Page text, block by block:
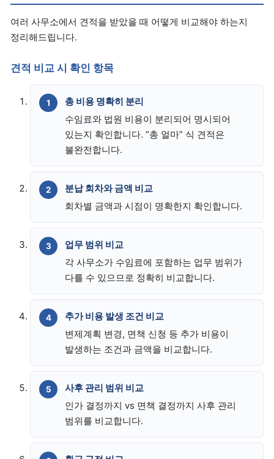
여러 사무소에서 견적을 받았을 때 어떻게 비교해야 하는지
정리해드립니다.
견적 비교 시 확인 항목
총 비용 명확히 분리
수임료와 법원 비용이 분리되어 명시되어
있는지 확인합니다. “총 얼마” 식 견적은
불완전합니다.
분납 회차와 금액 비교
회차별 금액과 시점이 명확한지 확인합니다.
업무 범위 비교
각 사무소가 수임료에 포함하는 업무 범위가
다를 수 있으므로 정확히 비교합니다.
추가 비용 발생 조건 비교
변제계획 변경, 면책 신청 등 추가 비용이
발생하는 조건과 금액을 비교합니다.
사후 관리 범위 비교
인가 결정까지 vs 면책 결정까지 사후 관리
범위를 비교합니다.